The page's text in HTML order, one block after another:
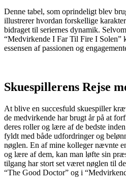
Denne tabel, som oprindeligt blev
illustrerer hvordan forskellige
bidraget til seriernes dynamik.
“Medvirkende I Far Til Fire I Solen”
essensen af passionen og
Skuespillerens Rejse
At blive en succesfuld skuespiller
de medvirkende har brugt år på at
deres roller og lære af de bedste
fyldt med både udfordringer og
nøglen. En af mine kolleger nævnte
og lære af dem, kan man løfte sin
tilgang har stort set været nøglen til
“The Good Doctor” og i